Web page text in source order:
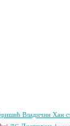
Владичин Хан